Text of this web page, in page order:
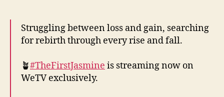
ç
a
a
Struggling between loss and gain, searching
for rebirth through every rise and fall.
🪴#TheFirstJasmine is streaming now on
WeTV exclusively.